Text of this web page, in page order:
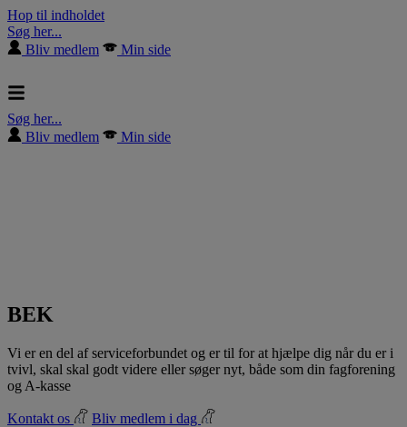
Hop til indholdet
Søg her...
Bliv medlem
Min side
Søg her...
Bliv medlem
Min side
BEK
Vi er en del af serviceforbundet og er til for at hjælpe dig når du er i
tvivl, skal skal godt videre eller søger nyt, både som din fagforening
og A-kasse
Kontakt os Bliv medlem i dag